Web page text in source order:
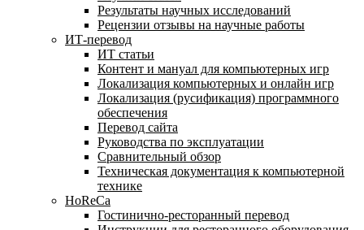
Результаты научных исследований
Рецензии отзывы на научные работы
ИТ-перевод
ИТ статьи
Контент и мануал для компьютерных игр
Локализация компьютерных и онлайн игр
Локализация (русификация) программного
обеспечения
Перевод сайта
Руководства по эксплуатации
Сравнительный обзор
Техническая документация к компьютерной
технике
HoReCa
Гостинично-ресторанный перевод